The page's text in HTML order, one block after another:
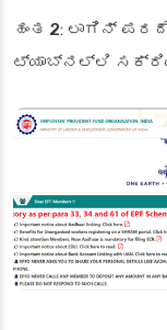
ಹಂತ 2: ಲಾಗಿನ್
ಟ್ಯಾಬ್‌ನಲ್ಲಿ